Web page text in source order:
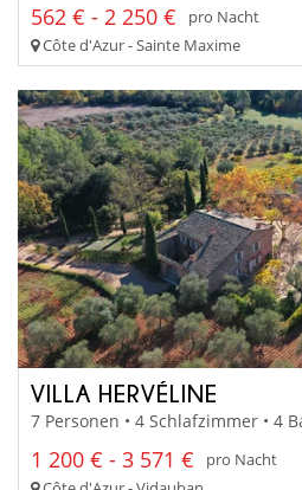
562 € - 2 250 €
pro Nacht
Côte d'Azur - Sainte Maxime
VILLA HERVÉLINE
7 Personen • 4 Schlafzimmer • 4
1 200 € - 3 571 €
pro Nacht